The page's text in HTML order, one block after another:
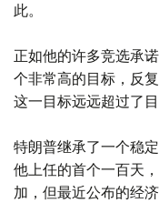
此。
正如他的许多竞选承
个非常高的目标，反
这一目标远远超过了目
特朗普继承了一个稳
他上任的首个一百天
加，但最近公布的经